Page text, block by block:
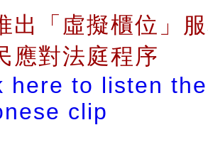
出「虛擬櫃位」
應對法庭程序